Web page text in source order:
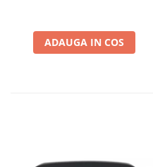
ADAUGA IN COS